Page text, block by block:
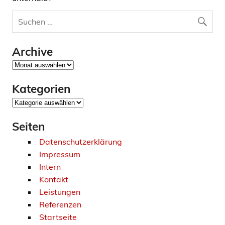
Archive
Archive
Kategorien
Kategorien
Seiten
Datenschutzerklärung
Impressum
Intern
Kontakt
Leistungen
Referenzen
Startseite